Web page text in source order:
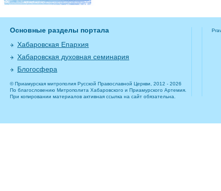
Основные разделы портала
Хабаровская Епархия
Хабаровская духовная семинария
Блогосфера
© Приамурская митрополия Русской Православной Церкви, 2012 - 2026
По благословению Митрополита Хабаровского и Приамурского Артемия.
При копировании материалов активная ссылка на сайт обязательна.